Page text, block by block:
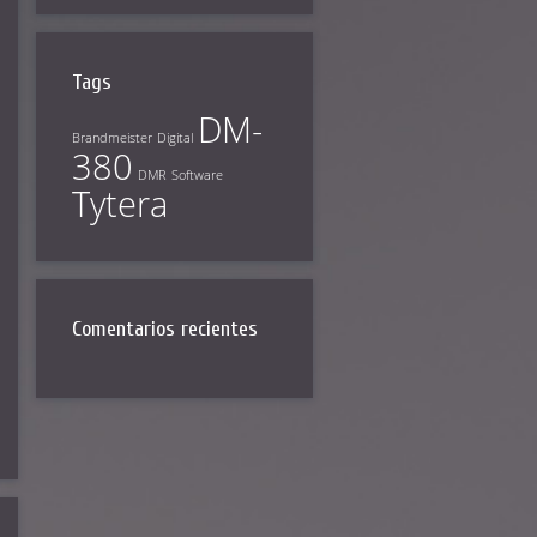
Tags
Brandmeister Digital DM-
380 DMR Software
Tytera
Comentarios recientes